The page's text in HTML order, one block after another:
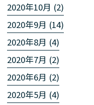
2020年10月 (2)
2020年9月 (14)
2020年8月 (4)
2020年7月 (2)
2020年6月 (2)
2020年5月 (4)